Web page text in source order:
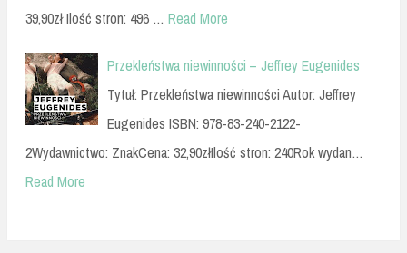
39,90zł Ilość stron: 496 … Read More
Przekleństwa niewinności – Jeffrey Eugenides
Tytuł: Przekleństwa niewinności Autor: Jeffrey
Eugenides ISBN: 978-83-240-2122-
2Wydawnictwo: ZnakCena: 32,90złIlość stron: 240Rok wydan…
Read More